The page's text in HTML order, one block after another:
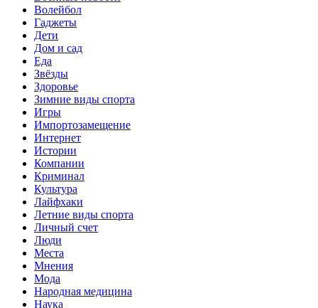
Волейбол
Гаджеты
Дети
Дом и сад
Еда
Звёзды
Здоровье
Зимние виды спорта
Игры
Импортозамещение
Интернет
Истории
Компании
Криминал
Культура
Лайфхаки
Летние виды спорта
Личный счет
Люди
Места
Мнения
Мода
Народная медицина
Наука